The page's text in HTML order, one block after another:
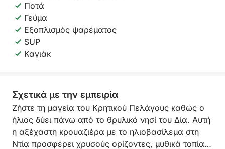
Ποτά
Γεύμα
Εξοπλισμός ψαρέματος
SUP
Καγιάκ
Σχετικά με την εμπειρία
Ζήστε τη μαγεία του Κρητικού Πελάγους καθώς ο
ήλιος δύει πάνω από το θρυλικό νησί του Δία. Αυτή
η αξέχαστη κρουαζιέρα με το ηλιοβασίλεμα στη
Ντία προσφέρει χρυσούς ορίζοντες, μυθικά τοπία